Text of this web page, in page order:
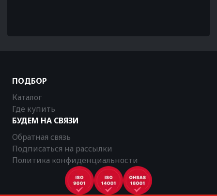
ПОДБОР
Каталог
Где купить
БУДЕМ НА СВЯЗИ
Обратная связь
Подписаться на рассылки
Политика конфиденциальности